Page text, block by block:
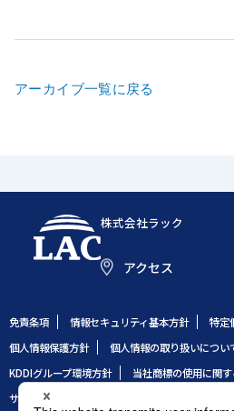
アーカイブ一覧に戻る
株式会社ラック
アクセス
免責条項 情報セキュリティ基本方針
特定
個人情報保護方針
個人情報の取り扱いについ
KDDIグループ環境方針
当社商標の使用に関
サイトのご利用条件